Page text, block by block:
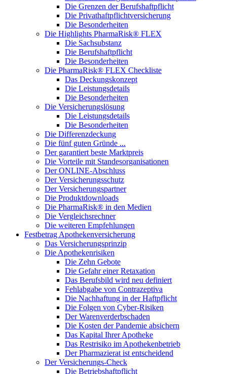
Die Grenzen der Berufshaftpflicht
Die Privathaftpflichtversicherung
Die Besonderheiten
Die Highlights PharmaRisk® FLEX
Die Sachsubstanz
Die Berufshaftpflicht
Die Besonderheiten
Die PharmaRisk® FLEX Checkliste
Das Deckungskonzept
Die Leistungsdetails
Die Besonderheiten
Die Versicherungslösung
Die Leistungsdetails
Die Besonderheiten
Die Differenzdeckung
Die fünf guten Gründe ...
Der garantiert beste Marktpreis
Die Vorteile mit Standesorganisationen
Der ONLINE-Abschluss
Der Versicherungsschutz
Der Versicherungspartner
Die Produktdownloads
Die PharmaRisk® in den Medien
Die Vergleichsrechner
Die weiteren Empfehlungen
Festbetrag Apothekenversicherung
Das Versicherungsprinzip
Die Apothekenrisiken
Die Zehn Gebote
Die Gefahr einer Retaxation
Das Berufsbild wird neu definiert
Fehlabgabe von Contrazeptiva
Die Nachhaftung in der Haftpflicht
Die Folgen von Cyber-Risiken
Der Warenverderbschaden
Die Kosten der Pandemie absichern
Das Kapital Ihrer Apotheke
Das Restrisiko im Apothekenbetrieb
Der Pharmazierat ist entscheidend
Der Versicherungs-Check
Die Betriebshaftpflicht